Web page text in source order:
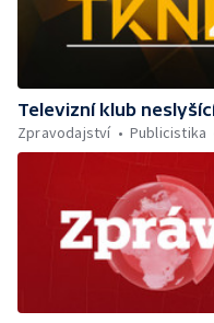
Televizní klub
Zpravodajství
Publicistika